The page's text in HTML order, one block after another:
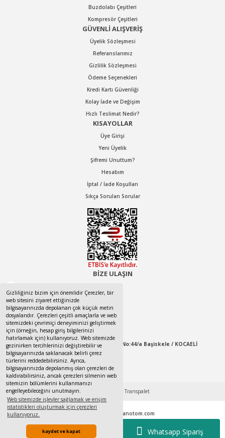
Gizliliğiniz bizim için önemlidir Çerezler, bir
web sitesini ziyaret ettiğinizde
bilgisayarınızda depolanan çok küçük metin
dosyalarıdır. Çerezleri çeşitli amaçlarla ve web
sitemizdeki çevrimiçi deneyiminizi geliştirmek
için (örneğin, hesap giriş bilgilerinizi
hatırlamak için) kullanıyoruz. Web sitemizde
gezinirken tercihlerinizi değiştirebilir ve
bilgisayarınızda saklanacak belirli çerez
türlerini reddedebilirsiniz. Ayrıca,
bilgisayarınızda depolanmış olan çerezleri de
kaldırabilirsiniz, ancak çerezleri silmenin web
sitemizin bölümlerini kullanmanızı
engelleyebileceğini unutmayın.
Web sitemizde işlevler sağlamak ve erişim
istatistikleri oluşturmak için çerezleri
kullanıyoruz.
kaydet ve kapat
Tek Tıkla Ödeme Kolaylığı
7/24 Canlı Destek
Whatsapp Sipariş
Buzdolabı Çeşitleri
Kompresör Çeşitleri
GÜVENLİ ALIŞVERİŞ
Üyelik Sözleşmesi
Referanslarımız
Gizlilik Sözleşmesi
Ödeme Seçenekleri
Kredi Kartı Güvenliği
Kolay İade ve Değişim
Hızlı Teslimat Nedir?
KISAYOLLAR
Üye Girişi
Yeni Üyelik
Şifremi Unuttum?
Hesabım
İptal / İade Koşulları
Sıkça Sorulan Sorular
BİZE ULAŞIN
0532 525 5674
0532 525 5674
canotom41@gmail.com
Yaylacık Mahallesi Mert İnan Sokak No:44/a Başiskele / KOCAELİ
09:00-18:00 Pazartesi / Cumartesi
www.canotom.com